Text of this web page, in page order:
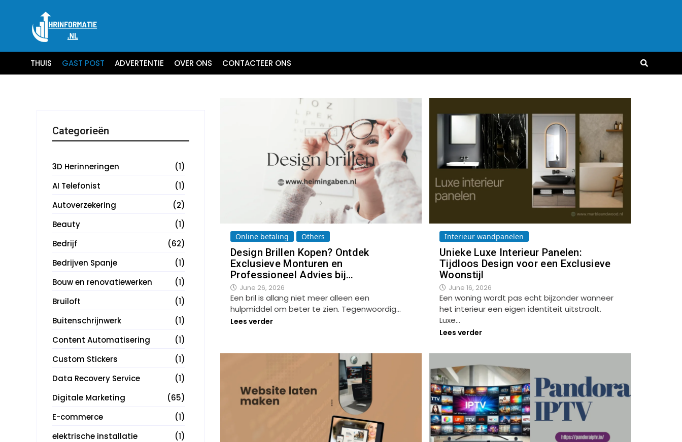
THUIS GAST POST ADVERTENTIE OVER ONS CONTACTEER ONS
Categorieën
3D Herinneringen
(1)
AI Telefonist
(1)
Autoverzekering
(2)
Beauty
(1)
Bedrijf
(62)
Bedrijven Spanje
(1)
Bouw en renovatiewerken
(1)
Bruiloft
(1)
Buitenschrijnwerk
(1)
Content Automatisering
(1)
Custom Stickers
(1)
Data Recovery Service
(1)
Digitale Marketing
(65)
E-commerce
(1)
elektrische installatie
(1)
Online betaling Others
Design Brillen Kopen? Ontdek
Exclusieve Monturen en
Professioneel Advies bij…
June 26, 2026
Een bril is allang niet meer alleen een
hulpmiddel om beter te zien. Tegenwoordig…
Lees verder
Interieur wandpanelen
Unieke Luxe Interieur Panelen:
Tijdloos Design voor een Exclusieve
Woonstijl
June 16, 2026
Een woning wordt pas echt bijzonder wanneer
het interieur een eigen identiteit uitstraalt.
Luxe…
Lees verder